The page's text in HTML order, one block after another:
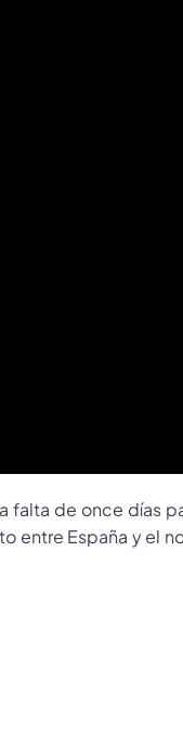
falta de once días
entre España y el